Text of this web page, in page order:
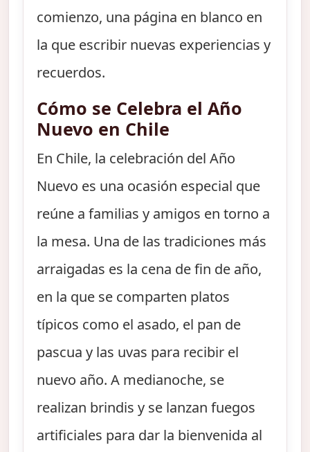
comienzo, una página en blanco en
la que escribir nuevas experiencias y
recuerdos.
Cómo se Celebra el Año
Nuevo en Chile
En Chile, la celebración del Año
Nuevo es una ocasión especial que
reúne a familias y amigos en torno a
la mesa. Una de las tradiciones más
arraigadas es la cena de fin de año,
en la que se comparten platos
típicos como el asado, el pan de
pascua y las uvas para recibir el
nuevo año. A medianoche, se
realizan brindis y se lanzan fuegos
artificiales para dar la bienvenida al